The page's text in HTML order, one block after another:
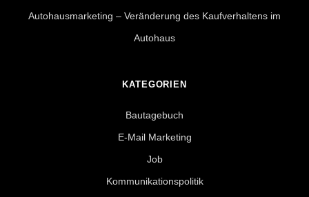
Autohausmarketing – Veränderung des Kaufverhaltens im
Autohaus
KATEGORIEN
Bautagebuch
E-Mail Marketing
Job
Kommunikationspolitik